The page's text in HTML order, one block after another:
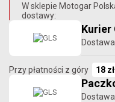
W sklepie Motogar
dostawy:
Kurier
Przy płatności z góry 18 zł